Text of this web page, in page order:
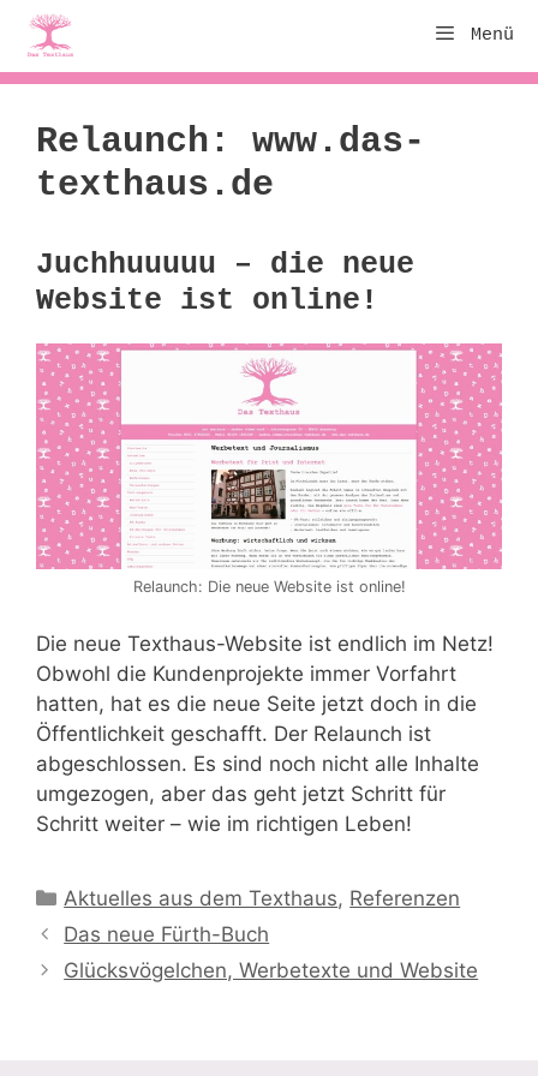
Zum
Inhalt
springen
Menü
Relaunch: www.das-
texthaus.de
Juchhuuuuu – die neue
Website ist online!
Relaunch: Die neue Website ist online!
Die neue Texthaus-Website ist endlich im Netz!
Obwohl die Kundenprojekte immer Vorfahrt
hatten, hat es die neue Seite jetzt doch in die
Öffentlichkeit geschafft. Der Relaunch ist
abgeschlossen. Es sind noch nicht alle Inhalte
umgezogen, aber das geht jetzt Schritt für
Schritt weiter – wie im richtigen Leben!
Kategorien
Aktuelles aus dem Texthaus, Referenzen
Das neue Fürth-Buch
Glücksvögelchen, Werbetexte und Website